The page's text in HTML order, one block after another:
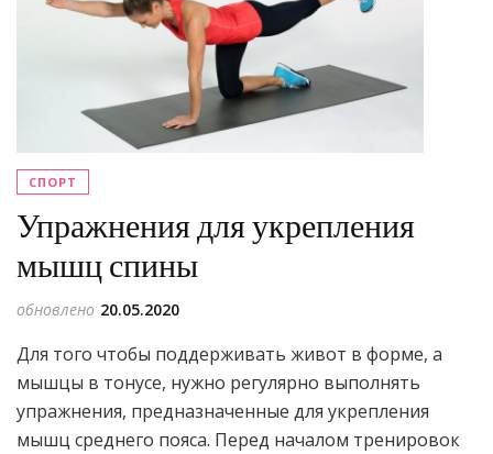
СПОРТ
Упражнения для укрепления
мышц спины
обновлено 20.05.2020
Для того чтобы поддерживать живот в форме, а
мыш­цы в тонусе, нужно регулярно выполнять
упражнения, предназначенные для укрепления
мышц среднего пояса. Перед началом тренировок